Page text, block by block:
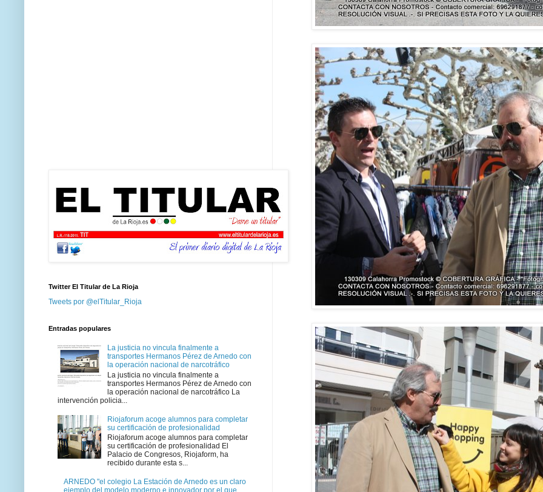
Twitter El Titular de La Rioja
Tweets por @elTitular_Rioja
Entradas populares
La justicia no vincula finalmente a
transportes Hermanos Pérez de Arnedo con
la operación nacional de narcotráfico
La justicia no vincula finalmente a
transportes Hermanos Pérez de Arnedo con
la operación nacional de narcotráfico La
intervención policia...
Riojaforum acoge alumnos para completar
su certificación de profesionalidad
Riojaforum acoge alumnos para completar
su certificación de profesionalidad El
Palacio de Congresos, Riojaform, ha
recibido durante esta s...
ARNEDO "el colegio La Estación de Arnedo es un claro
ejemplo del modelo moderno e innovador por el que